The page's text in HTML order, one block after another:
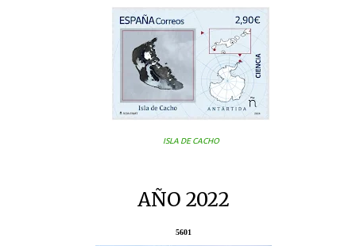
ISLA DE CACHO
AÑO 2022
5601